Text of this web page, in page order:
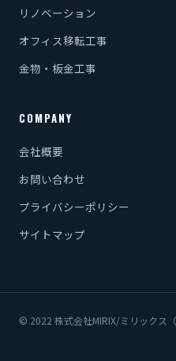
リノベーション
オフィス移転工事
金物・板金工事
COMPANY
会社概要
お問い合わせ
プライバシーポリシー
サイトマップ
© 2022 株式会社MIRIX/ミリックス